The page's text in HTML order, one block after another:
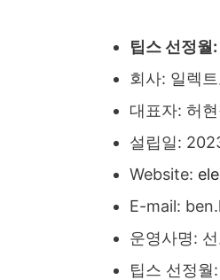
팁스 선정월:
회사: 일렉
대표자: 허
설립일:
Website:
E-mail:
운영사명:
팁스 선정